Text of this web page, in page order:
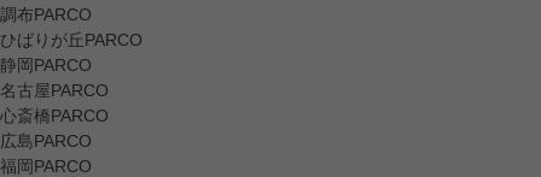
調布PARCO
ひばりが丘PARCO
静岡PARCO
名古屋PARCO
心斎橋PARCO
広島PARCO
福岡PARCO